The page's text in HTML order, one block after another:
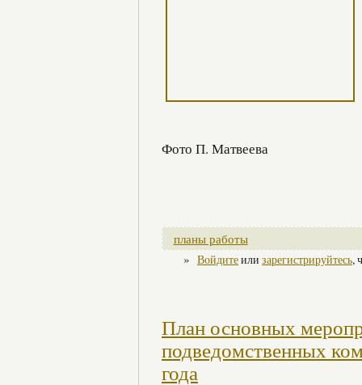
Фото П. Матвеева
планы работы
» Войдитеили зарегистрируйтесь,
План основных
подведомственных
года